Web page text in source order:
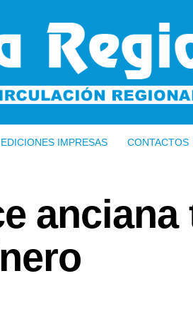
EDICIONES IMPRESAS CONTACTOS
anciana